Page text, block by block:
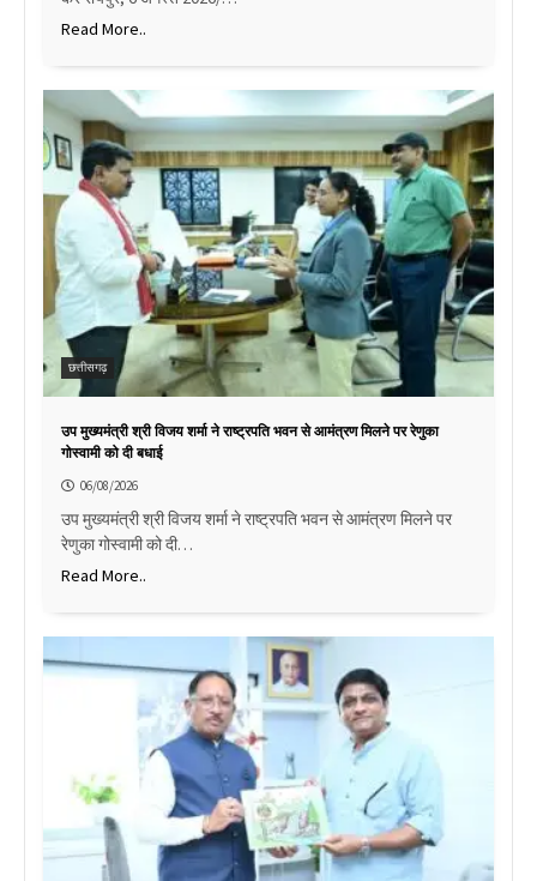
Read More..
छत्तीसगढ़
उप मुख्यमंत्री श्री विजय शर्मा ने राष्ट्रपति भवन से आमंत्रण मिलने पर रेणुका
गोस्वामी को दी बधाई
06/08/2026
उप मुख्यमंत्री श्री विजय शर्मा ने राष्ट्रपति भवन से आमंत्रण मिलने पर
रेणुका गोस्वामी को दी…
Read More..